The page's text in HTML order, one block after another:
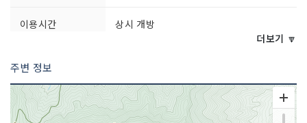
이용시간
상시 개방
더보기 🔽
주변 정보